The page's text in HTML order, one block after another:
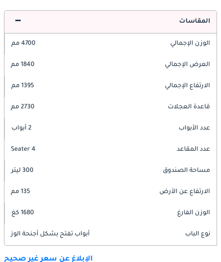
المقاسات
الوزن الإجمالي 4700 مم
العرض الإجمالي 1840 مم
الارتفاع الإجمالي 1395 مم
قاعدة العجلات 2730 مم
عدد الأبواب 2 أبواب
عدد المقاعد 4 Seater
مساحة الصندوق 300 ليتر
الارتفاع عن الأرض 135 مم
الوزن الفارغ 1680 كغ
نوع الباب أبواب تفتح بشكل أجنحة الوز
الإبلاغ عن سعر غير صحيح